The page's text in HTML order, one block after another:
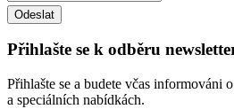
Přihlašte se k odběru
Přihlašte se a budete včas informováni
a speciálních nabídkách.